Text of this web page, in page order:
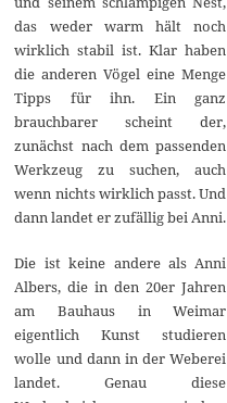
das weder warm hält noch
wirklich stabil ist. Klar haben
die anderen Vögel eine Menge
Tipps für ihn. Ein ganz
brauchbarer scheint der,
zunächst nach dem passenden
Werkzeug zu suchen, auch
wenn nichts wirklich passt. Und
dann landet er zufällig bei Anni.
Die ist keine andere als Anni
Albers, die in den 20er Jahren
am Bauhaus in Weimar
eigentlich Kunst studieren
wolle und dann in der Weberei
landet. Genau diese